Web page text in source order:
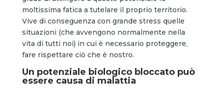
moltissima fatica a tutelare il proprio territorio.
Vive di conseguenza con grande stress quelle
situazioni (che avvengono normalmente nella
vita di tutti noi) in cui è necessario proteggere,
fare rispettare ciò che è nostro.
Un potenziale biologico bloccato può
essere causa di malattia